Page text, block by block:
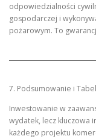
odpowiedzialności
gospodarczej i
pożarowym. To
7. Podsumowanie i
Inwestowanie w
wydatek, lecz kluczowa
każdego projektu